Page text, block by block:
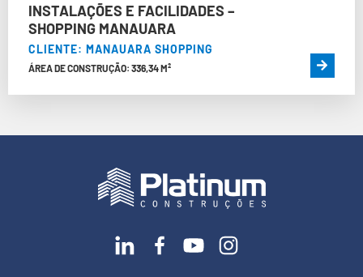
INSTALAÇÕES E FACILIDADES –
SHOPPING MANAUARA
CLIENTE: MANAUARA SHOPPING
ÁREA DE CONSTRUÇÃO: 336,34 M²